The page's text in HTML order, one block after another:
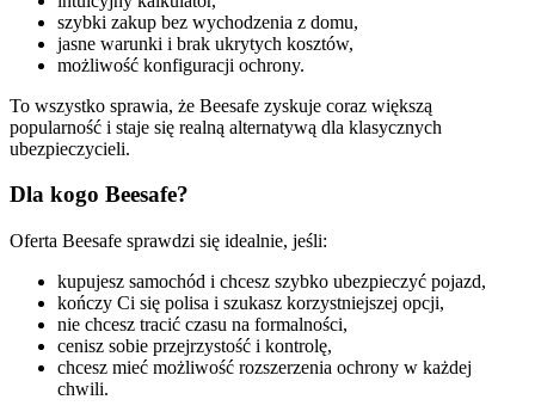
szybki zakup bez wychodzenia z domu,
jasne warunki i brak ukrytych kosztów,
możliwość konfiguracji ochrony.
To wszystko sprawia, że Beesafe zyskuje coraz większą
popularność i staje się realną alternatywą dla klasycznych
ubezpieczycieli.
Dla kogo Beesafe?
Oferta Beesafe sprawdzi się idealnie, jeśli:
kupujesz samochód i chcesz szybko ubezpieczyć pojazd,
kończy Ci się polisa i szukasz korzystniejszej opcji,
nie chcesz tracić czasu na formalności,
cenisz sobie przejrzystość i kontrolę,
chcesz mieć możliwość rozszerzenia ochrony w każdej
chwili.